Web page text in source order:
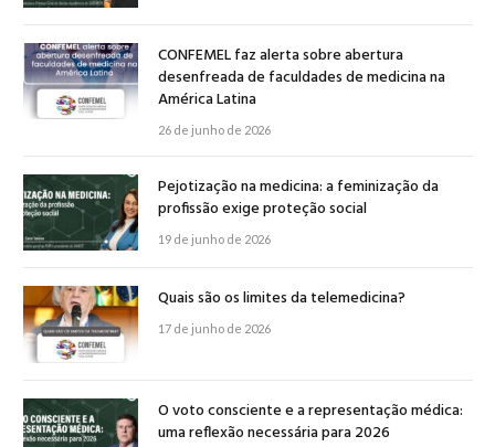
CONFEMEL faz alerta sobre abertura
desenfreada de faculdades de medicina na
América Latina
26 de junho de 2026
Pejotização na medicina: a feminização da
profissão exige proteção social
19 de junho de 2026
Quais são os limites da telemedicina?
17 de junho de 2026
O voto consciente e a representação médica:
uma reflexão necessária para 2026